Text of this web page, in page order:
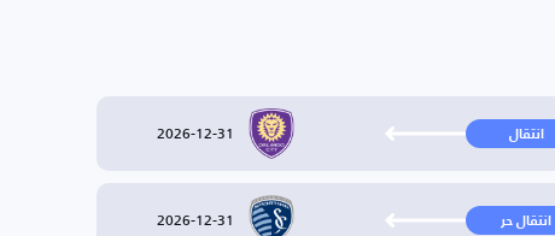
انتقال 2026-12-31
انتقال حر 2026-12-31